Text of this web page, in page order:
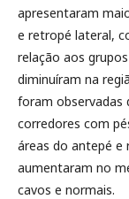
apresentaram
e retropé lateral,
relação aos
diminuíram na
foram observadas
corredores com
áreas do antepé e
aumentaram no
cavos e normais.